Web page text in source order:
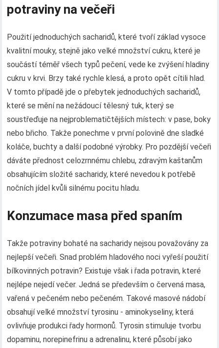
potraviny na večeři
Použití jednoduchých sacharidů, které tvoří základ vysoce
kvalitní mouky, stejně jako velké množství cukru, které je
součástí téměř všech typů pečení, vede ke zvýšení hladiny
cukru v krvi. Brzy také rychle klesá, a proto opět cítili hlad.
V tomto případě jde o přebytek jednoduchých sacharidů,
které se mění na nežádoucí tělesný tuk, který se
soustřeďuje na nejproblematičtějších místech: v pase, boky
nebo břicho. Takže ponechme v první polovině dne sladké
koláče, buchty a další podobné výrobky. Pro pozdější večeři
dáváte přednost celozrnnému chlebu, zdravým kaštanům
obsahujícím složité sacharidy, které nevedou k potřebě
nočních jídel kvůli silnému pocitu hladu.
Konzumace masa před spaním
Takže potraviny bohaté na sacharidy nejsou považovány za
nejlepší večeři. Snad problém hladového noci vyřeší použití
bílkovinných potravin? Existuje však i řada potravin, které
nejlépe nejedí večer. Jedná se především o červená masa,
vařená v pečeném nebo pečeném. Takové masové nádobí
obsahují velké množství tyrosinu - aminokyseliny, která
ovlivňuje produkci řady hormonů. Tyrosin stimuluje tvorbu
dopaminu, norepinefrinu a adrenalinu, které působí jako